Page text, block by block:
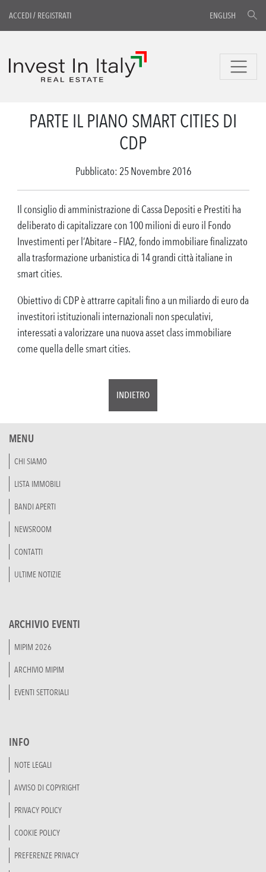
ACCEDI/ REGISTRATI ENGLISH
PARTE IL PIANO SMART CITIES DI
CDP
Pubblicato: 25 Novembre 2016
Il consiglio di amministrazione di Cassa Depositi e Prestiti ha
deliberato di capitalizzare con 100 milioni di euro il Fondo
Investimenti per l’Abitare – FIA2, fondo immobiliare finalizzato
alla trasformazione urbanistica di 14 grandi città italiane in
smart cities.
Obiettivo di CDP è attrarre capitali fino a un miliardo di euro da
investitori istituzionali internazionali non speculativi,
interessati a valorizzare una nuova asset class immobiliare
come quella delle smart cities.
INDIETRO
MENU
CHI SIAMO
LISTA IMMOBILI
BANDI APERTI
NEWSROOM
CONTATTI
ULTIME NOTIZIE
ARCHIVIO EVENTI
MIPIM 2026
ARCHIVIO MIPIM
EVENTI SETTORIALI
INFO
NOTE LEGALI
AVVISO DI COPYRIGHT
PRIVACY POLICY
COOKIE POLICY
PREFERENZE PRIVACY